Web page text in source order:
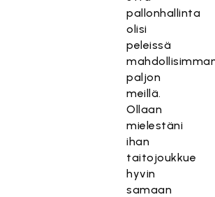
pallonhallinta
olisi
peleissä
paljon
meillä.
Ollaan
mielestäni
ihan
taitojoukkue
hyvin
samaan